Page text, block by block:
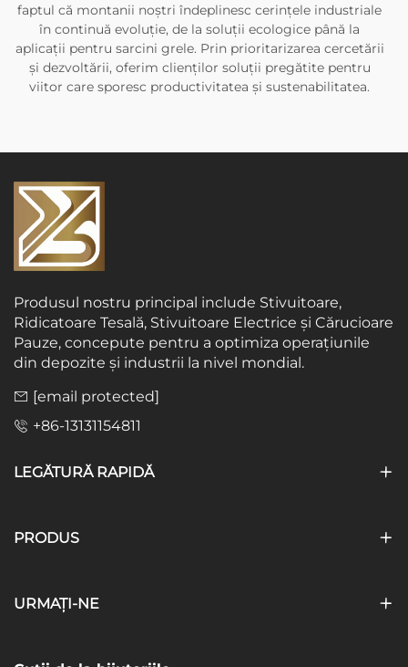
faptul că montanii noștri îndeplinesc cerințele industriale
în continuă evoluție, de la soluții ecologice până la
aplicații pentru sarcini grele. Prin prioritarizarea cercetării
și dezvoltării, oferim clienților soluții pregătite pentru
viitor care sporesc productivitatea și sustenabilitatea.
Produsul nostru principal include Stivuitoare,
Ridicatoare Tesală, Stivuitoare Electrice și Cărucioare
Pauze, concepute pentru a optimiza operațiunile
din depozite și industrii la nivel mondial.
[email protected]
+86-13131154811
LEGĂTURĂ RAPIDĂ
PRODUS
URMAȚI-NE